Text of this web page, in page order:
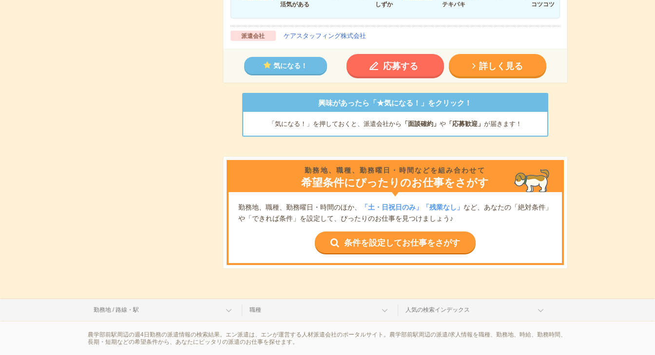
活気がある
しずか
テキパキ
コツコツ
派遣会社 ケアスタッフィング株式会社
気になる！ 応募する 詳しく見る
興味があったら「★気になる！」をクリック！
「気になる！」を押しておくと、派遣会社から 「面談確約」 や「応募歓迎」 が届きます！
勤務地、職種、勤務曜日・時間などを組み合わせて
希望条件にぴったりのお仕事をさがす
勤務地、職種、勤務曜日・時間のほか、 「土・日祝日のみ」「残業なし」 など、あなたの「絶対条件」
や「できれば条件」を設定して、ぴったりのお仕事を見つけましょう♪
条件を設定してお仕事をさがす
勤務地 / 路線・駅 職種 人気の検索インデックス
農学部前駅周辺の週4日勤務の派遣情報の検索結果。エン派遣は、エンが運営する人材派遣会社のポータルサイト。農学部前駅周辺の派遣/求人情報を職種、勤務地、時給、勤務時間、
長期・短期などの希望条件から、あなたにピッタリの派遣のお仕事を探せます。